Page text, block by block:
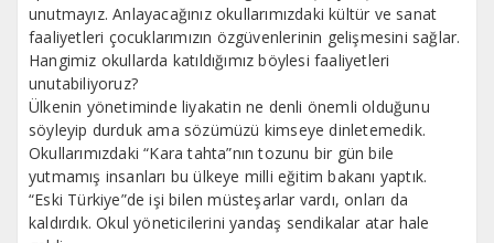
unutmayız. Anlayacağınız okullarımızdaki kültür ve sanat
faaliyetleri çocuklarımızın özgüvenlerinin gelişmesini sağlar.
Hangimiz okullarda katıldığımız böylesi faaliyetleri
unutabiliyoruz?
Ülkenin yönetiminde liyakatin ne denli önemli olduğunu
söyleyip durduk ama sözümüzü kimseye dinletemedik.
Okullarımızdaki “Kara tahta”nın tozunu bir gün bile
yutmamış insanları bu ülkeye milli eğitim bakanı yaptık.
“Eski Türkiye”de işi bilen müsteşarlar vardı, onları da
kaldırdık. Okul yöneticilerini yandaş sendikalar atar hale